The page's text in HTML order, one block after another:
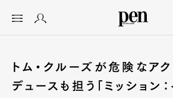
トム・クルーズが危険なア
デュースも担う「ミッション